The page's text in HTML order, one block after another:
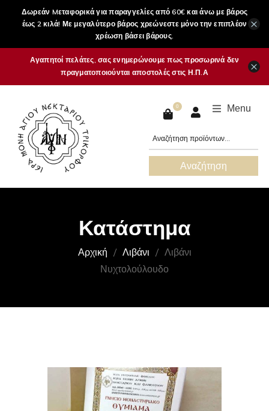
Δωρεάν Mεταφορικά για παραγγελίες από 60€ και άνω με βάρος
έως 2 κιλά! Με μεγαλύτερο βάρος χρεώνεστε μόνο την επιπλέον
χρέωση βάσει βάρους.
×
Αγαπητοί πελάτες, σας ενημερώνουμε πως προσωρινά δεν
πραγματοποιούνται αποστολές στις Η.Π.Α
×
0 Menu
Αναζήτηση
Κατάστημα
Αρχική Λιβάνι
Λιβάνι
Νυχτολούλουδο